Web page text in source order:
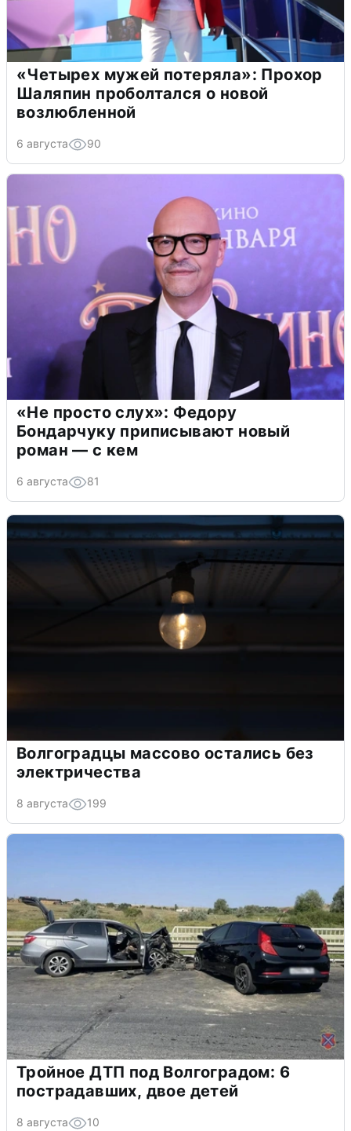
«Четырех мужей потеряла»: Прохор
Шаляпин проболтался о новой
возлюбленной
6 августа 90
«Не просто слух»: Федору
Бондарчуку приписывают новый
роман — с кем
6 августа 81
Волгоградцы массово остались без
электричества
8 августа 199
Тройное ДТП под Волгоградом: 6
пострадавших, двое детей
8 августа 10